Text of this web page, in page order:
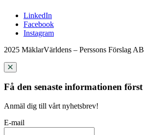
LinkedIn
Facebook
Instagram
2025 MäklarVärldens – Perssons Förslag AB
Få den senaste informationen först
Anmäl dig till vårt nyhetsbrev!
E-mail